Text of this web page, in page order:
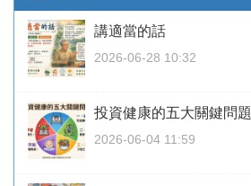
講適當的話
2026-06-28 10:32
投資健康的五大關鍵問題
2026-06-04 11:59